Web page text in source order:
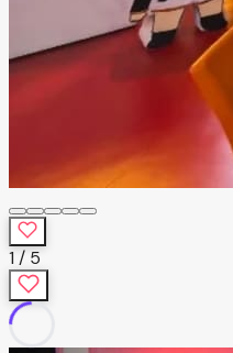
1 / 5